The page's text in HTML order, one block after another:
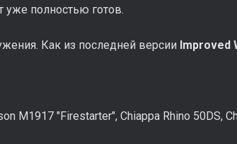
уже полностью готов.
Как из последней версии Improved
M1917 "Firestarter", Chiappa Rhino 50DS,